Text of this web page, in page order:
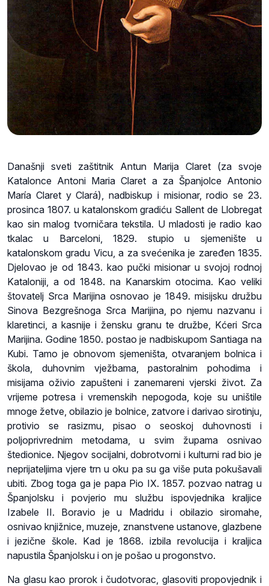
Današnji sveti zaštitnik Antun Marija Claret (za svoje
Katalonce Antoni Maria Claret a za Španjolce Antonio
María Claret y Clará), nadbiskup i misionar, rodio se 23.
prosinca 1807. u katalonskom gradiću Sallent de Llobregat
kao sin malog tvorničara tekstila. U mladosti je radio kao
tkalac u Barceloni, 1829. stupio u sjemenište u
katalonskom gradu Vicu, a za svećenika je zaređen 1835.
Djelovao je od 1843. kao pučki misionar u svojoj rodnoj
Kataloniji, a od 1848. na Kanarskim otocima. Kao veliki
štovatelj Srca Marijina osnovao je 1849. misijsku družbu
Sinova Bezgrešnoga Srca Marijina, po njemu nazvanu i
klaretinci, a kasnije i žensku granu te družbe, Kćeri Srca
Marijina. Godine 1850. postao je nadbiskupom Santiaga na
Kubi. Tamo je obnovom sjemeništa, otvaranjem bolnica i
škola, duhovnim vježbama, pastoralnim pohodima i
misijama oživio zapušteni i zanemareni vjerski život. Za
vrijeme potresa i vremenskih nepogoda, koje su uništile
mnoge žetve, obilazio je bolnice, zatvore i darivao sirotinju,
protivio se rasizmu, pisao o seoskoj duhovnosti i
poljoprivrednim metodama, u svim župama osnivao
štedionice. Njegov socijalni, dobrotvorni i kulturni rad bio je
neprijateljima vjere trn u oku pa su ga više puta pokušavali
ubiti. Zbog toga ga je papa Pio IX. 1857. pozvao natrag u
Španjolsku i povjerio mu službu ispovjednika kraljice
Izabele II. Boravio je u Madridu i obilazio siromahe,
osnivao knjižnice, muzeje, znanstvene ustanove, glazbene
i jezične škole. Kad je 1868. izbila revolucija i kraljica
napustila Španjolsku i on je pošao u progonstvo.
Na glasu kao prorok i čudotvorac, glasoviti propovjednik i